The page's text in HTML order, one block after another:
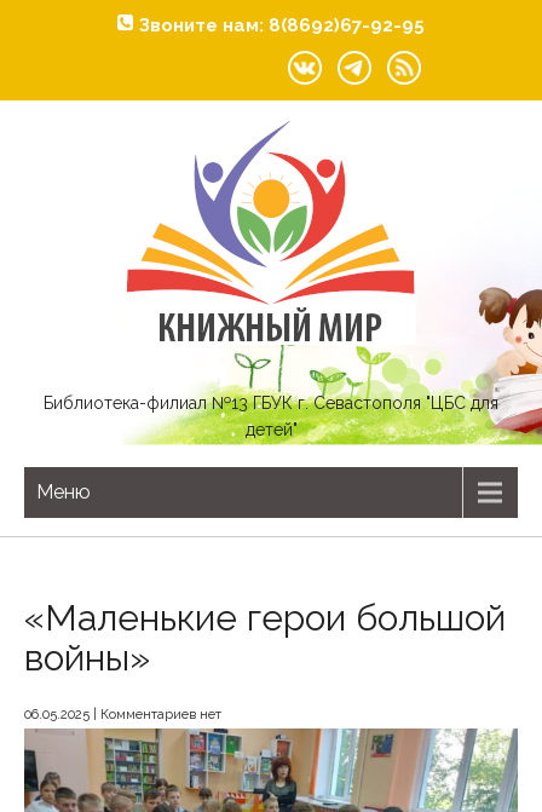
Звоните нам: 8(8692)67-92-95
Библиотека-филиал №13 ГБУК г. Севастополя "ЦБС для
детей"
Меню
«Маленькие герои большой
войны»
06.05.2025 Комментариев нет